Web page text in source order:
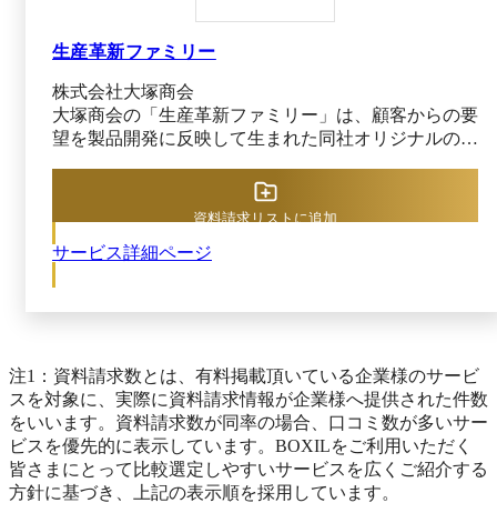
ータドリブン経営を推進するためのポイントや、
データ活用を通じてより強力で革新的なものづく
りに生まれ変わるためのヒントについて、国内製
造業様の事例を交えて解説するとともに、それを
支える各種ソリューションについてご紹介いたし
開催方法：Webセミナー ＜本件お問い合わせ先
＞ NEC インダストリアル DX 統括部 セミナー事
務局 【窓口営業時間】 9:00-12:00、13:00-17:00 月
く）
効率的に現場から登録可能です。その収集された実績
データはリアルタイムに進捗状況へ反映され、遅延し
す。製品ロットと使用素材の紐付けによるトレーサビ
リティ機能も備えているので、素材投入から最終製品
出荷まで履歴を追跡可能です。 また、VPN経由で社
外からシステムに接続しテレワークで利用することも
可能で、バックヤード業務のリモート対応を実現しま
価計算、売上・仕入計上まで網羅しています。帳票類
の稼働状況や売上・在庫推移をリアルタイムに「見え
る化」します。 その結果、経営会議資料の迅速な作
成や損益分析にも役立ちます。カスタマイズ性にも優
れ、ユーザー企業独自の商習慣や業務フローに沿った
追加開発や調整が可能です。自社の業務に合わない機
能は運用を変えるかソフト側を修正する柔軟な対応が
生産革新ファミリー
株式会社大塚商会
大塚商会の「生産革新ファミリー」は、顧客からの要
望を製品開発に反映して生まれた同社オリジナルの生
ない業種固有のニーズに応えるべく、製造業の専門チ
ームが現場の声を徹底分析。販売管理で定評のある自
つ、製造部門の細かな要求にもフィットする独自機能
返生産に対応する「Fu-jin」「Raijin」を用意し、工程
進捗や部品管理を徹底サポート。 プロセス系には化
学・食品など配合レシピ対応の「Blendjin」があり、
ロットトレースや品質検査記録までトータル管理する
など、業態ごとに最適化された機能群を提供します。
さらに、生産革新ファミリーは販売・会計システムと
サービス詳細ページ
資料請求リストに追加
注1：資料請求数とは、有料掲載頂いている企業様のサービ
スを対象に、実際に資料請求情報が企業様へ提供された件数
をいいます。資料請求数が同率の場合、口コミ数が多いサー
ビスを優先的に表示しています。BOXILをご利用いただく
皆さまにとって比較選定しやすいサービスを広くご紹介する
方針に基づき、上記の表示順を採用しています。